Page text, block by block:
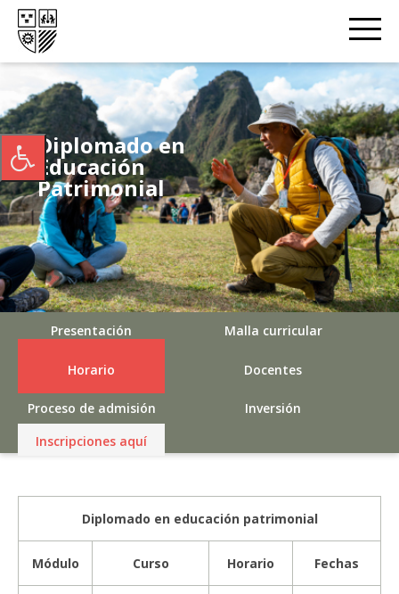
Diplomado en
Educación
Patrimonial
Presentación Malla curricular
Horario Docentes
Proceso de admisión
Inversión
Inscripciones aquí
Diplomado en educación patrimonial
Módulo Curso Horario Fechas